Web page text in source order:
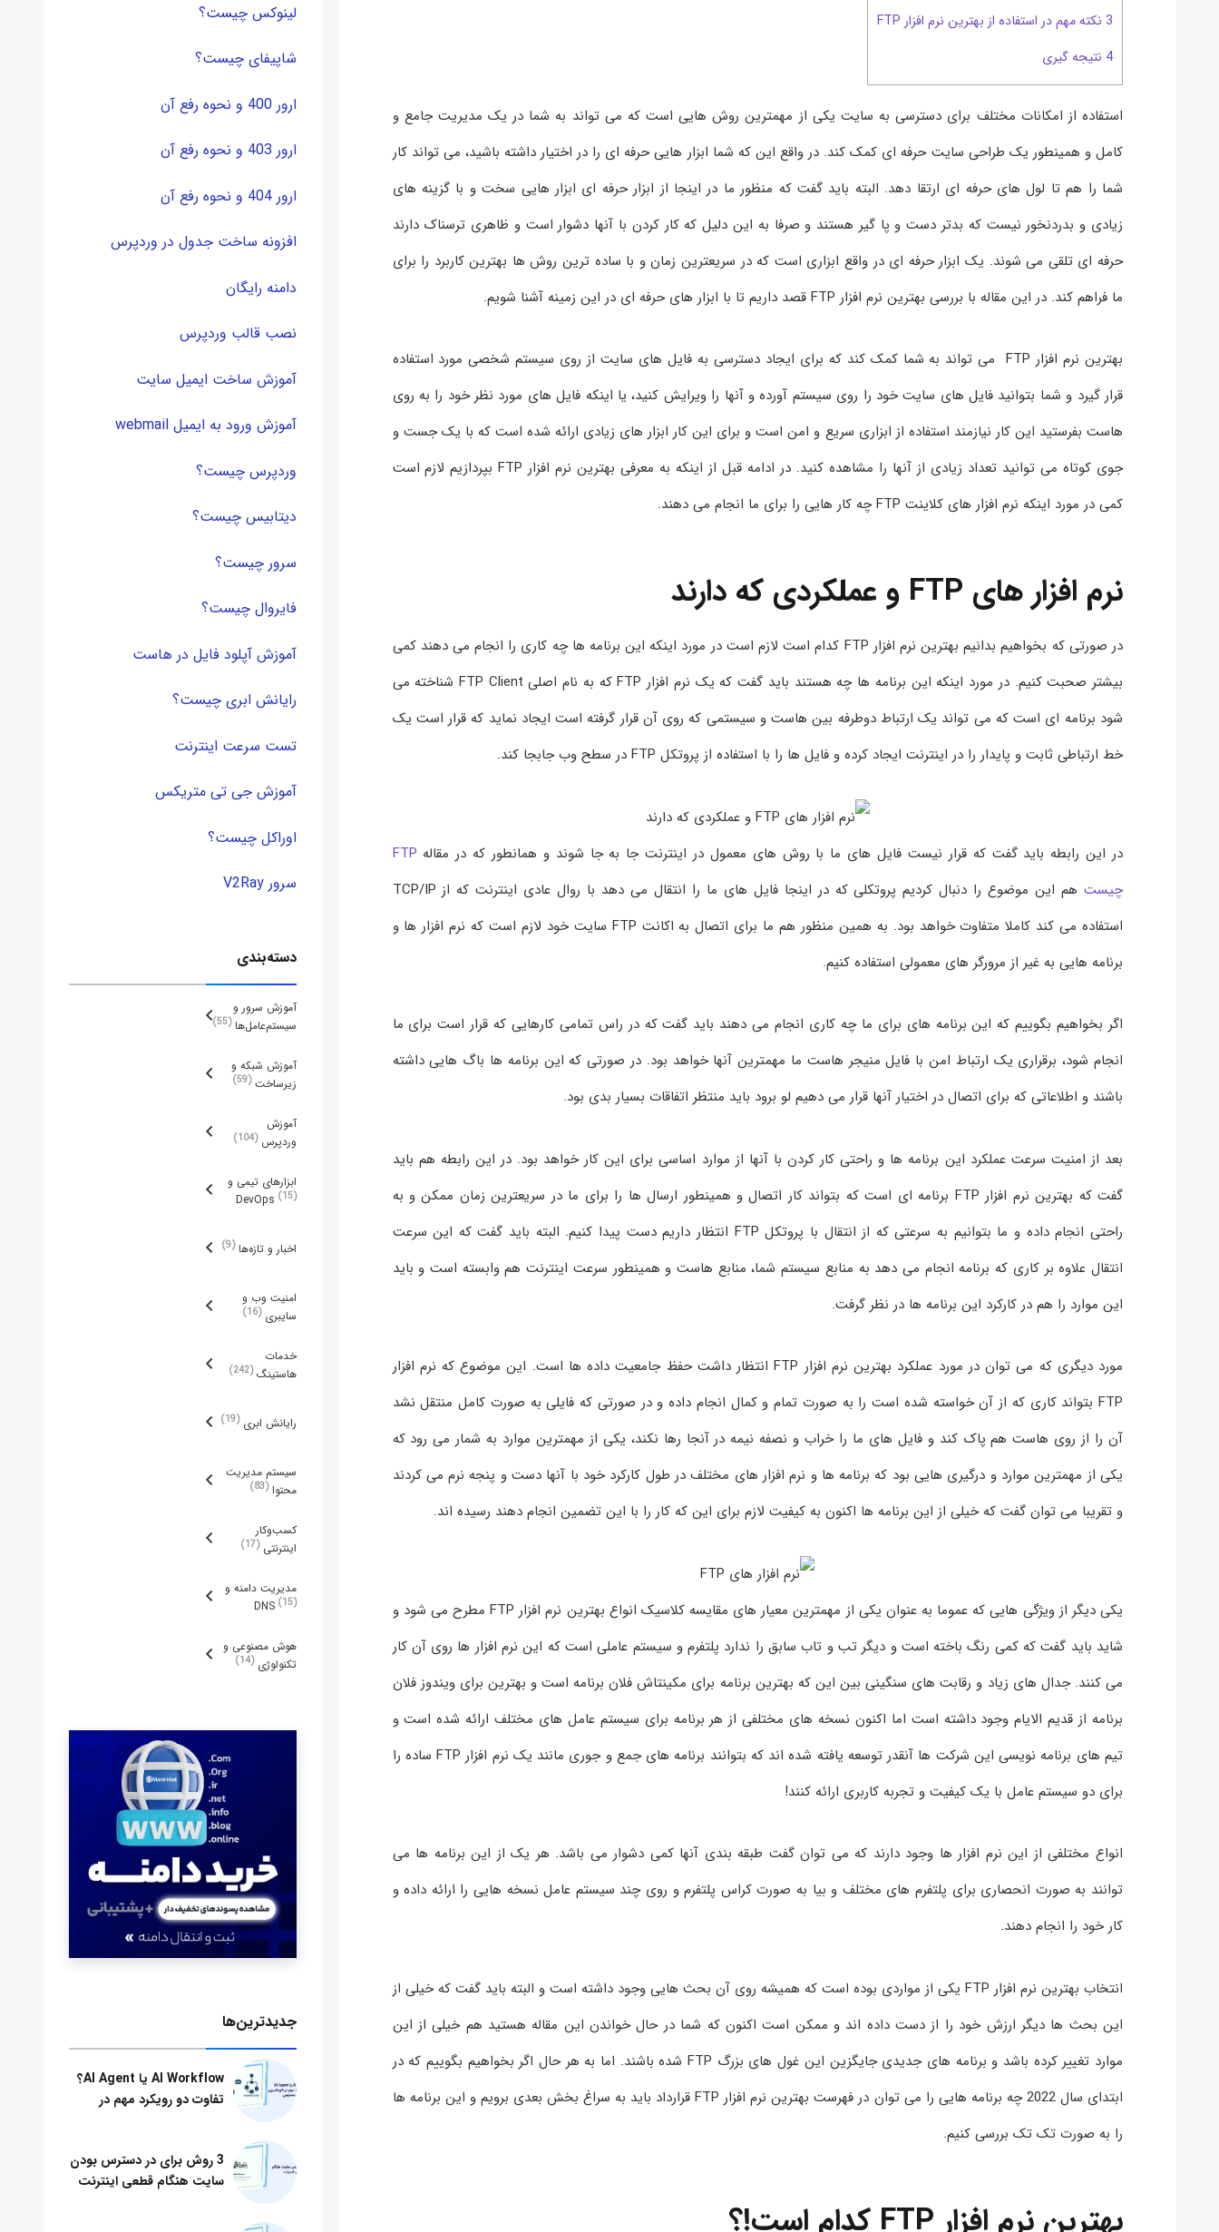
3 نکته مهم در استفاده از بهترین نرم افزار FTP
4 نتیجه گیری
استفاده از امکانات مختلف برای دسترسی به سایت یکی از مهمترین روش هایی است که می تواند به شما در یک مدیریت جامع و
کامل و همینطور یک طراحی سایت حرفه ای کمک کند. در واقع این که شما ابزار هایی حرفه ای را در اختیار داشته باشید، می تواند کار
شما را هم تا لول های حرفه ای ارتقا دهد. البته باید گفت که منظور ما در اینجا از ابزار حرفه ای ابزار هایی سخت و با گزینه های
زیادی و بدردنخور نیست که بدتر دست و پا گیر هستند و صرفا به این دلیل که کار کردن با آنها دشوار است و ظاهری ترسناک دارند
حرفه ای تلقی می شوند. یک ابزار حرفه ای در واقع ابزاری است که در سریعترین زمان و با ساده ترین روش ها بهترین کاربرد را برای
ما فراهم کند. در این مقاله با بررسی بهترین نرم افزار FTP قصد داریم تا با ابزار های حرفه ای در این زمینه آشنا شویم.
بهترین نرم افزار FTP می تواند به شما کمک کند که برای ایجاد دسترسی به فایل های سایت از روی سیستم شخصی مورد استفاده
قرار گیرد و شما بتوانید فایل های سایت خود را روی سیستم آورده و آنها را ویرایش کنید، یا اینکه فایل های مورد نظر خود را به روی
هاست بفرستید این کار نیازمند استفاده از ابزاری سریع و امن است و برای این کار ابزار های زیادی ارائه شده است که با یک جست و
جوی کوتاه می توانید تعداد زیادی از آنها را مشاهده کنید. در ادامه قبل از اینکه به معرفی بهترین نرم افزار FTP بپردازیم لازم است
کمی در مورد اینکه نرم افزار های کلاینت FTP چه کار هایی را برای ما انجام می دهند.
نرم افزار های FTP و عملکردی که دارند
در صورتی که بخواهیم بدانیم بهترین نرم افزار FTP کدام است لازم است در مورد اینکه این برنامه ها چه کاری را انجام می دهند کمی
بیشتر صحبت کنیم. در مورد اینکه این برنامه ها چه هستند باید گفت که یک نرم افزار FTP که به نام اصلی FTP Client شناخته می
شود برنامه ای است که می تواند یک ارتباط دوطرفه بین هاست و سیستمی که روی آن قرار گرفته است ایجاد نماید که قرار است یک
خط ارتباطی ثابت و پایدار را در اینترنت ایجاد کرده و فایل ها را با استفاده از پروتکل FTP در سطح وب جابجا کند.
در این رابطه باید گفت که قرار نیست فایل های ما با روش های معمول در اینترنت جا به جا شوند و همانطور که در مقاله FTP
چیست
هم این موضوع را دنبال کردیم پروتکلی که در اینجا فایل های ما را انتقال می دهد با روال عادی اینترنت که از TCP/IP
استفاده می کند کاملا متفاوت خواهد بود. به همین منظور هم ما برای اتصال به اکانت FTP سایت خود لازم است که نرم افزار ها و
برنامه هایی به غیر از مرورگر های معمولی استفاده کنیم.
اگر بخواهیم بگوییم که این برنامه های برای ما چه کاری انجام می دهند باید گفت که در راس تمامی کارهایی که قرار است برای ما
انجام شود، برقراری یک ارتباط امن با فایل منیجر هاست ما مهمترین آنها خواهد بود. در صورتی که این برنامه ها باگ هایی داشته
باشند و اطلاعاتی که برای اتصال در اختیار آنها قرار می دهیم لو برود باید منتظر اتفاقات بسیار بدی بود.
بعد از امنیت سرعت عملکرد این برنامه ها و راحتی کار کردن با آنها از موارد اساسی برای این کار خواهد بود. در این رابطه هم باید
گفت که بهترین نرم افزار FTP برنامه ای است که بتواند کار اتصال و همینطور ارسال ها را برای ما در سریعترین زمان ممکن و به
راحتی انجام داده و ما بتوانیم به سرعتی که از انتقال با پروتکل FTP انتظار داریم دست پیدا کنیم. البته باید گفت که این سرعت
انتقال علاوه بر کاری که برنامه انجام می دهد به منابع سیستم شما، منابع هاست و همینطور سرعت اینترنت هم وابسته است و باید
این موارد را هم در کارکرد این برنامه ها در نظر گرفت.
مورد دیگری که می توان در مورد عملکرد بهترین نرم افزار FTP انتظار داشت حفظ جامعیت داده ها است. این موضوع که نرم افزار
FTP بتواند کاری که از آن خواسته شده است را به صورت تمام و کمال انجام داده و در صورتی که فایلی به صورت کامل منتقل نشد
آن را از روی هاست هم پاک کند و فایل های ما را خراب و نصفه نیمه در آنجا رها نکند، یکی از مهمترین موارد به شمار می رود که
یکی از مهمترین موارد و درگیری هایی بود که برنامه ها و نرم افزار های مختلف در طول کارکرد خود با آنها دست و پنجه نرم می کردند
و تقریبا می توان گفت که خیلی از این برنامه ها اکنون به کیفیت لازم برای این که کار را با این تضمین انجام دهند رسیده اند.
یکی دیگر از ویژگی هایی که عموما به عنوان یکی از مهمترین معیار های مقایسه کلاسیک انواع بهترین نرم افزار FTP مطرح می شود و
شاید باید گفت که کمی رنگ باخته است و دیگر تب و تاب سابق را ندارد پلتفرم و سیستم عاملی است که این نرم افزار ها روی آن کار
می کنند. جدال های زیاد و رقابت های سنگینی بین این که بهترین برنامه برای مکینتاش فلان برنامه است و بهترین برای ویندوز فلان
برنامه از قدیم الایام وجود داشته است اما اکنون نسخه های مختلفی از هر برنامه برای سیستم عامل های مختلف ارائه شده است و
تیم های برنامه نویسی این شرکت ها آنقدر توسعه یافته شده اند که بتوانند برنامه های جمع و جوری مانند یک نرم افزار FTP ساده را
برای دو سیستم عامل با یک کیفیت و تجربه کاربری ارائه کنند!
انواع مختلفی از این نرم افزار ها وجود دارند که می توان گفت طبقه بندی آنها کمی دشوار می باشد. هر یک از این برنامه ها می
توانند به صورت انحصاری برای پلتفرم های مختلف و بیا به صورت کراس پلتفرم و روی چند سیستم عامل نسخه هایی را ارائه داده و
کار خود را انجام دهند.
انتخاب بهترین نرم افزار FTP یکی از مواردی بوده است که همیشه روی آن بحث هایی وجود داشته است و البته باید گفت که خیلی از
این بحث ها دیگر ارزش خود را از دست داده اند و ممکن است اکنون که شما در حال خواندن این مقاله هستید هم خیلی از این
موارد تغییر کرده باشد و برنامه های جدیدی جایگزین این غول های بزرگ FTP شده باشند. اما به هر حال اگر بخواهیم بگوییم که در
ابتدای سال 2022 چه برنامه هایی را می توان در فهرست بهترین نرم افزار FTP قرارداد باید به سراغ بخش بعدی برویم و این برنامه ها
را به صورت تک تک بررسی کنیم.
بهترین نرم افزار FTP کدام است!؟
لینوکس چیست؟
شاپیفای چیست؟
ارور 400 و نحوه رفع آن
ارور 403 و نحوه رفع آن
ارور 404 و نحوه رفع آن
افزونه ساخت جدول در وردپرس
دامنه رایگان
نصب قالب وردپرس
آموزش ساخت ایمیل سایت
آموزش ورود به ایمیل webmail
وردپرس چیست؟
دیتابیس چیست؟
سرور چیست؟
فایروال چیست؟
آموزش آپلود فایل در هاست
رایانش ابری چیست؟
تست سرعت اینترنت
آموزش جی تی متریکس
اوراکل چیست؟
سرور V2Ray
دسته‌بندی
آموزش سرور و
سیستم‌عامل‌ها 55
آموزش شبکه و
زیرساخت 59
آموزش
وردپرس 104
ابزارهای تیمی و
DevOps 15
اخبار و تازه‌ها 9
امنیت وب و
سایبری 16
خدمات
هاستینگ 242
رایانش ابری 19
سیستم مدیریت
محتوا 83
کسب‌وکار
اینترنتی 17
مدیریت دامنه و
DNS 15
هوش مصنوعی و
تکنولوژی 14
جدید‌ترین‌ها
AI Workflow یا AI Agent؟
تفاوت دو رویکرد مهم در
3 روش برای در دسترس بودن
سایت هنگام قطعی اینترنت